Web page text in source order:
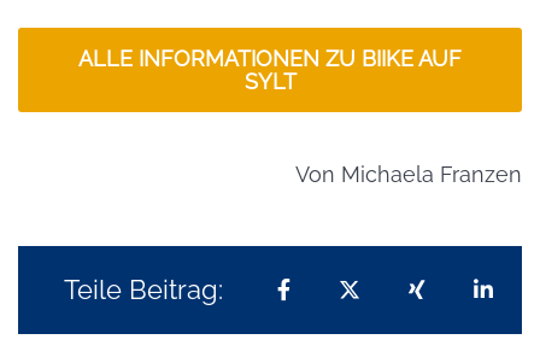
ALLE INFORMATIONEN ZU BIIKE AUF
SYLT
Von Michaela Franzen
Teile Beitrag: Teilen auf Facebook
Teilen auf X
Teilen auf